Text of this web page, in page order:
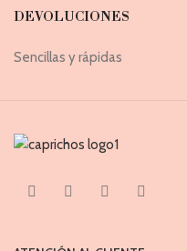
DEVOLUCIONES
Sencillas y rápidas